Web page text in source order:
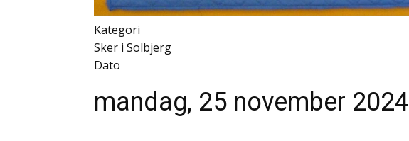
Kategori
Sker i Solbjerg
Dato
mandag, 25 november 2024